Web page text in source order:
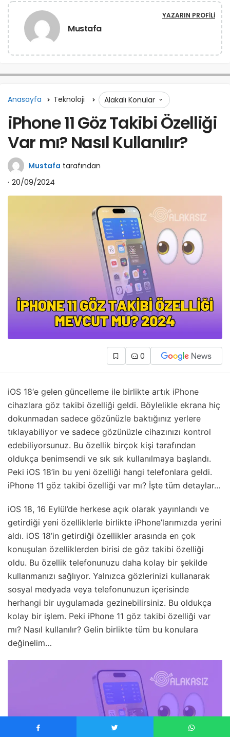
Mustafa
YAZARIN PROFILI
Anasayfa Teknoloji Alakalı Konular
iPhone 11 Göz Takibi Özelliği
Var mı? Nasıl Kullanılır?
Mustafa tarafından
20/09/2024
0
iOS 18‘e gelen güncelleme ile birlikte artık iPhone
cihazlara göz takibi özelliği geldi. Böylelikle ekrana hiç
dokunmadan sadece gözünüzle baktığınız yerlere
tıklayabiliyor ve sadece gözünüzle cihazınızı kontrol
edebiliyorsunuz. Bu özellik birçok kişi tarafından
oldukça benimsendi ve sık sık kullanılmaya başlandı.
Peki iOS 18’in bu yeni özelliği hangi telefonlara geldi.
iPhone 11 göz takibi özelliği var mı? İşte tüm detaylar…
iOS 18, 16 Eylül’de herkese açık olarak yayınlandı ve
getirdiği yeni özelliklerle birlikte iPhone’larımızda yerini
aldı. iOS 18’in getirdiği özellikler arasında en çok
konuşulan özelliklerden birisi de göz takibi özelliği
oldu. Bu özellik telefonunuzu daha kolay bir şekilde
kullanmanızı sağlıyor. Yalnızca gözlerinizi kullanarak
sosyal medyada veya telefonunuzun içerisinde
herhangi bir uygulamada gezinebilirsiniz. Bu oldukça
kolay bir işlem. Peki iPhone 11 göz takibi özelliği var
mı? Nasıl kullanılır? Gelin birlikte tüm bu konulara
değinelim…